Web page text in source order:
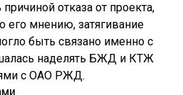
отказа от проекта,
его мнению, затягивание
быть связано именно с
наделять БЖД и КТЖ
с ОАО РЖД.